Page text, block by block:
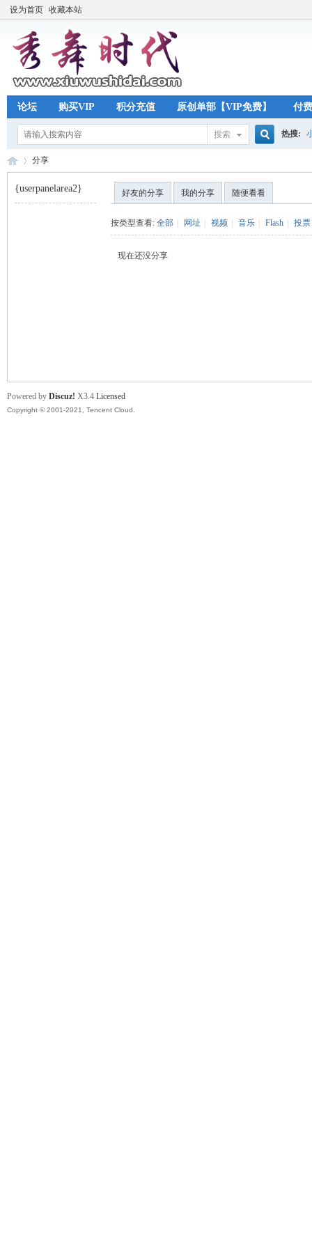
设为首页 收藏本站
论坛 购买VIP 积分充值 原创单部【VIP免费】 付
搜索 热搜:
分享
{userpanelarea2} 好友的分享 我的分享 随便看看
按类型查看: 全部 网址 视频 音乐 Flash 投票
现在还没分享
Powered by Discuz! X3.4 Licensed
Copyright © 2001-2021, Tencent Cloud.